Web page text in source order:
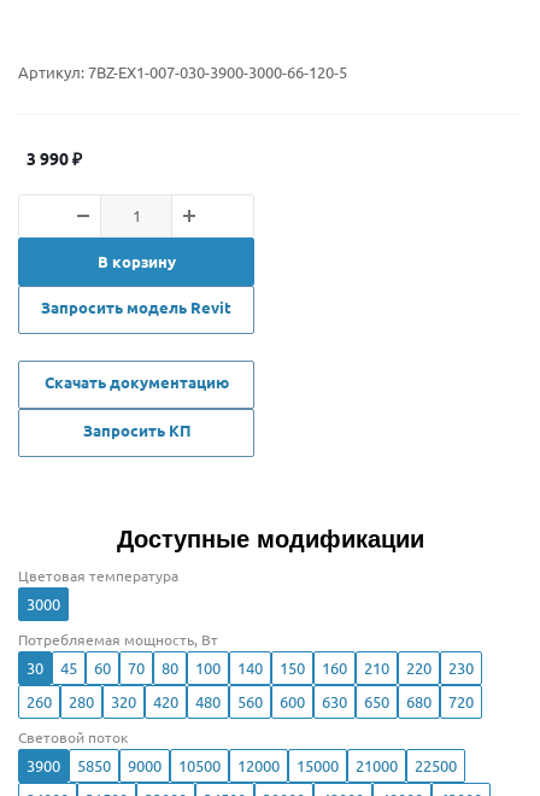
Артикул:7BZ-EX1-007-030-3900-3000-66-120-5
3 990₽
В корзину
Запросить модель Revit
Скачать документацию
Запросить КП
Доступные модификации
Цветовая температура
3000
Потребляемая мощность, Вт
30 45 60 70 80 100 140 150 160 210 220
230
260
280 320 420 480 560 600 630 650 680 720
Световой поток
3900 5850 9000 10500 12000 15000 21000
22500